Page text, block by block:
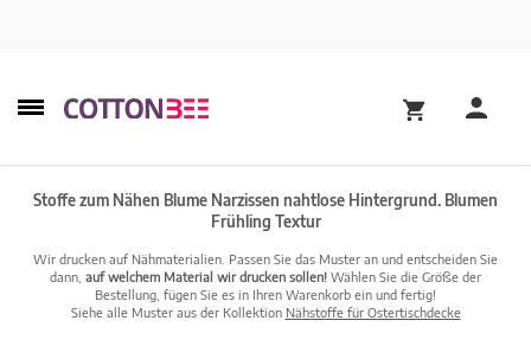
Stoffe zum Nähen Blume Narzissen nahtlose Hintergrund. Blumen
Frühling Textur
Wir drucken auf Nähmaterialien. Passen Sie das Muster an und entscheiden Sie
dann, auf welchem Material wir drucken sollen! Wählen Sie die Größe der
Bestellung, fügen Sie es in Ihren Warenkorb ein und fertig!
Siehe alle Muster aus der Kollektion Nähstoffe für Ostertischdecke